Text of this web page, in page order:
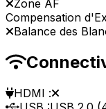
Zone AF
Compensation
Balance des
HDMI :